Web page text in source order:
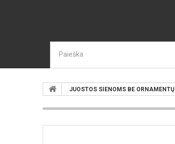
JUOSTOS SIENOMS BE ORNAMENTŲ